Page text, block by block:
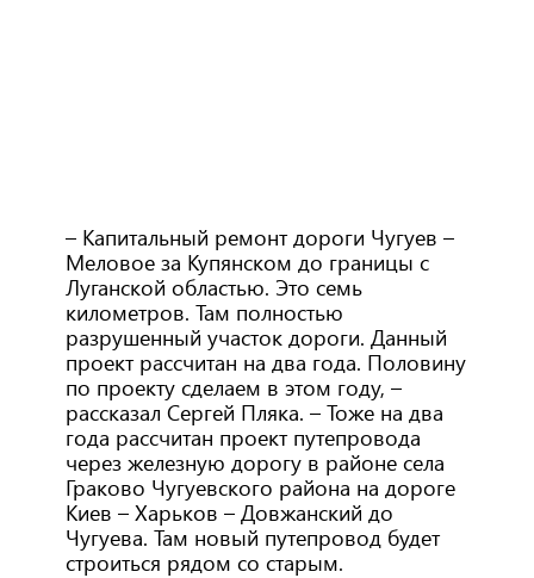
– Капитальный ремонт дороги Чугуев –
Меловое за Купянском до границы с
Луганской областью. Это семь
километров. Там полностью
разрушенный участок дороги. Данный
проект рассчитан на два года. Половину
по проекту сделаем в этом году, –
рассказал Сергей Пляка. – Тоже на два
года рассчитан проект путепровода
через железную дорогу в районе села
Граково Чугуевского района на дороге
Киев – Харьков – Довжанский до
Чугуева. Там новый путепровод будет
строиться рядом со старым.